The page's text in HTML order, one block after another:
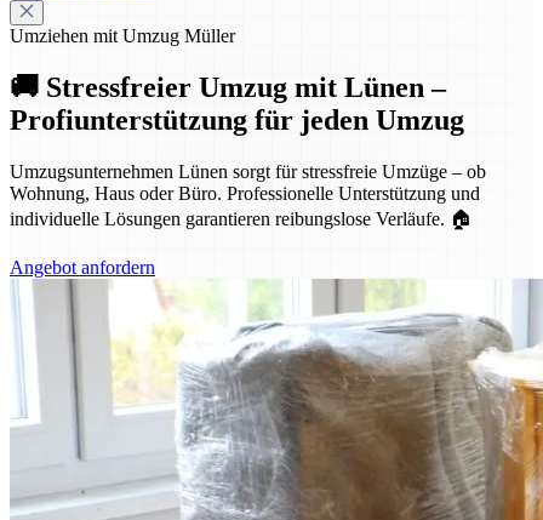
Umziehen mit Umzug Müller
🚚 Stressfreier Umzug mit Lünen –
Profiunterstützung für jeden Umzug
Umzugsunternehmen Lünen sorgt für stressfreie Umzüge – ob
Wohnung, Haus oder Büro. Professionelle Unterstützung und
individuelle Lösungen garantieren reibungslose Verläufe. 🏠
Angebot anfordern